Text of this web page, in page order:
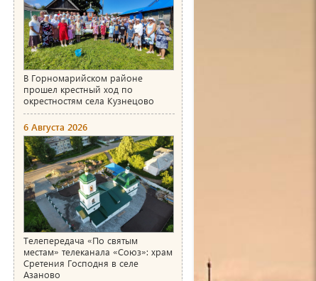
В Горномарийском районе
прошел крестный ход по
окрестностям села Кузнецово
6 Августа 2026
Телепередача «По святым
местам» телеканала «Союз»: храм
Сретения Господня в селе
Азаново